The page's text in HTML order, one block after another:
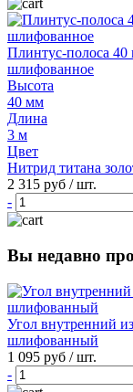
Плинтус-полоса 40
шлифованное
Высота
40 мм
Длина
3 м
Цвет
Нитрид титана
2 315 руб / шт.
-
Вы недавно
Угол внутренний
шлифованный
1 095 руб / шт.
-